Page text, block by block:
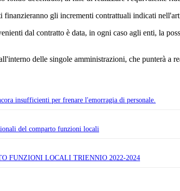
gli incrementi contrattuali indicati
dal contratto è data, in ogni caso agli enti, la
delle singole amministrazioni, che punterà a
insufficienti per frenare l'emorragia di personale.
del comparto funzioni locali
FUNZIONI LOCALI TRIENNIO 2022-2024